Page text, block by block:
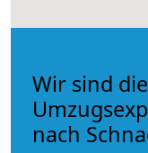
Wir sind
nach